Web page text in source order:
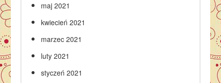
maj 2021
kwiecień 2021
marzec 2021
luty 2021
styczeń 2021